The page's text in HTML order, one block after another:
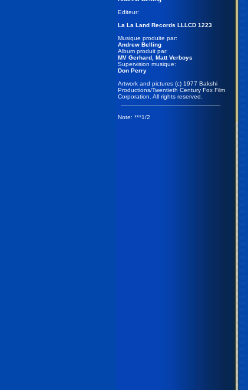
Editeur:
La La Land Records LLLCD 1223
Musique produite par:
Andrew Belling
Album produit par:
MV Gerhard, Matt Verboys
Supervision musique:
Don Perry
Artwork and pictures (c) 1977 Bakshi
Productions/Twentieth Century Fox Film
Corporation. All rights reserved.
Note: ***1/2